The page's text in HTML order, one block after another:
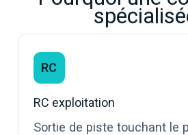
RC
RC exploitation
Sortie de piste touchant le